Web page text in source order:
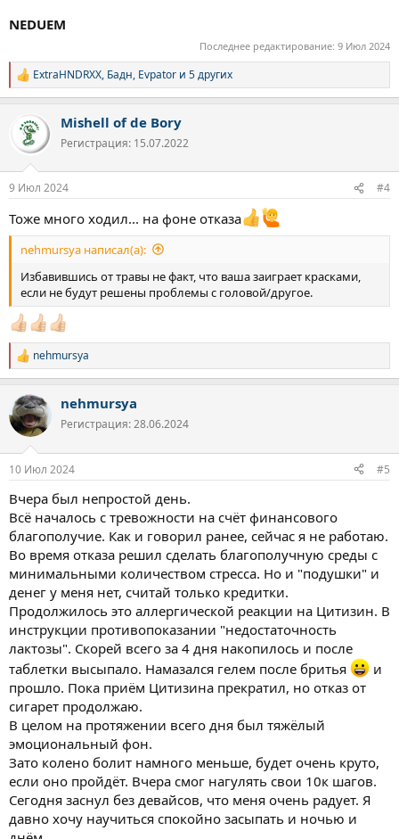
NEDUEM
Последнее редактирование: 9 Июл 2024
Р
е
и
ExtraHNDRXX, Бадн, Evpator и 5 других
Mishell of de Bory
Регистрация: 15.07.2022
9 Июл 2024 #4
Тоже много ходил... на фоне отказа
nehmursya написал(а):
Избавившись от травы не факт, что ваша заиграет красками,
если не будут решены проблемы с головой/другое.
Р
е
к
ц
и
nehmursya
nehmursya
Регистрация: 28.06.2024
10 Июл 2024 #5
Вчера был непростой день.
Всё началось с тревожности на счёт финансового
благополучие. Как и говорил ранее, сейчас я не работаю.
Во время отказа решил сделать благополучную среды с
минимальными количеством стресса. Но и "подушки" и
денег у меня нет, считай только кредитки.
Продолжилось это аллергической реакции на Цитизин. В
инструкции противопоказании "недостаточность
лактозы". Скорей всего за 4 дня накопилось и после
таблетки высыпало. Намазался гелем после бритья
и
прошло. Пока приём Цитизина прекратил, но отказ от
сигарет продолжаю.
В целом на протяжении всего дня был тяжёлый
эмоциональный фон.
Зато колено болит намного меньше, будет очень круто,
если оно пройдёт. Вчера смог нагулять свои 10к шагов.
Сегодня заснул без девайсов, что меня очень радует. Я
давно хочу научиться спокойно засыпать и ночью и